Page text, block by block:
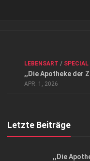
Datenschutzerklärung
Top Magazin Dresden
LEBENSART / SPECIAL
,,Die Apotheke der
APR. 1, 2026
Letzte Beiträge
,,Die